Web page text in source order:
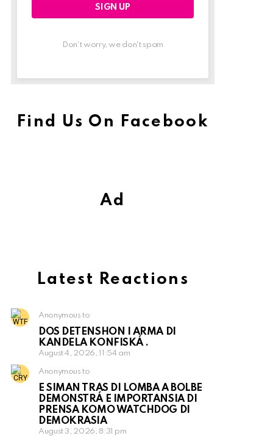
Don't worry, we don't spam
Find Us On Facebook
Ad
Latest Reactions
Anonymous to
DOS DETENSHON I ARMA DI
KANDELA KONFISKÁ .
August 4, 2026, 11:54 am
Anonymous to
E SIMAN TRAS DI LOMBA A BOLBE
DEMONSTRÁ E IMPORTANSIA DI
PRENSA KOMO WATCHDOG DI
DEMOKRASIA
August 3, 2026, 8:31 pm